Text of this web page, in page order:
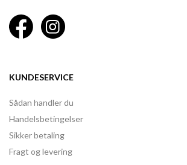
KUNDESERVICE
Sådan handler du
Handelsbetingelser
Sikker betaling
Fragt og levering